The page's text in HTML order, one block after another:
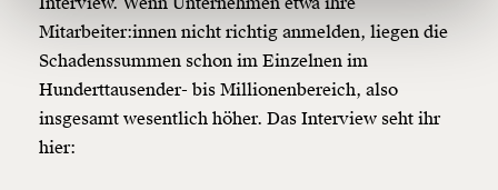
150€
Ich möchte meine Spende verschenken.
Du erhältst eine E-Mail mit deiner
Geschenkurkunde im PDF-Format, welche Du
Mitarbeiter:innen nicht richtig anmelden, liegen die
Schadenssummen schon im Einzelnen im
Hunderttausender- bis Millionenbereich, also
insgesamt wesentlich höher. Das Interview seht ihr
hier: